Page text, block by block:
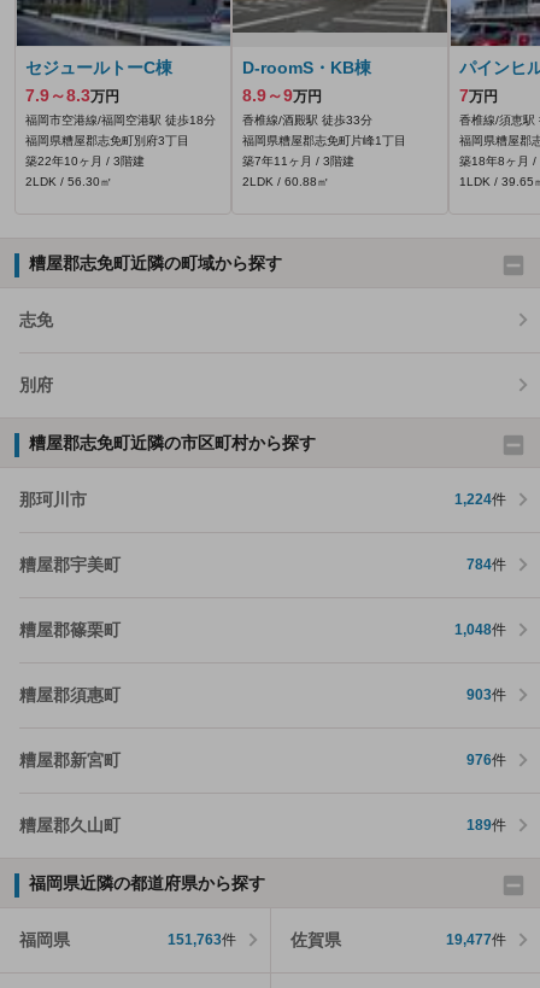
セジュールトーC棟
7.9～8.3万円
福岡市空港線/福岡空港駅 徒歩18分
福岡県糟屋郡志免町別府3丁目
築22年10ヶ月 / 3階建
2LDK / 56.30㎡
D-roomS・KB棟
8.9～9万円
香椎線/酒殿駅 徒歩33分
福岡県糟屋郡志免町片峰1丁目
築7年11ヶ月 / 3階建
2LDK / 60.88㎡
パインヒ
7万円
香椎線/須恵駅
福岡県糟屋郡
築18年8ヶ月 /
1LDK / 39.65
糟屋郡志免町近隣の町域から探す
志免
別府
糟屋郡志免町近隣の市区町村から探す
那珂川市 1,224件
糟屋郡宇美町 784件
糟屋郡篠栗町 1,048件
糟屋郡須惠町 903件
糟屋郡新宮町 976件
糟屋郡久山町 189件
福岡県近隣の都道府県から探す
福岡県 151,763件 佐賀県 19,477件